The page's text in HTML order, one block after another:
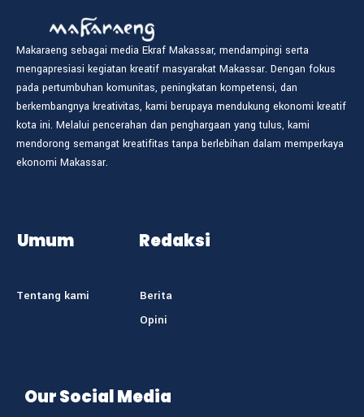
Makaraeng sebagai media Ekraf Makassar, mendampingi serta
mengapresiasi kegiatan kreatif masyarakat Makassar. Dengan fokus
pada pertumbuhan komunitas, peningkatan kompetensi, dan
berkembangnya kreativitas, kami berupaya mendukung ekonomi kreatif
kota ini. Melalui pencerahan dan penghargaan yang tulus, kami
mendorong semangat kreatifitas tanpa berlebihan dalam memperkaya
ekonomi Makassar.
Tentang kami
Umum Redaksi
Berita
Opini
Our Social Media